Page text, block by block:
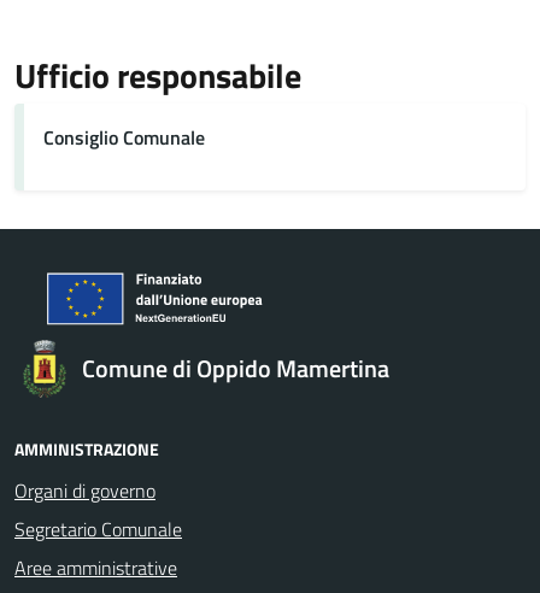
Ufficio responsabile
Consiglio Comunale
Comune di Oppido Mamertina
AMMINISTRAZIONE
Organi di governo
Segretario Comunale
Aree amministrative